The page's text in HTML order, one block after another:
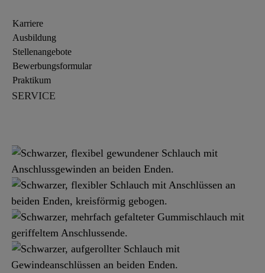
Karriere
Ausbildung
Stellenangebote
Bewerbungsformular
Praktikum
SERVICE